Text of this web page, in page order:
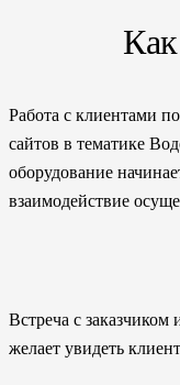
Работа с клиентами
сайтов в тематике
оборудование
взаимодействие
Встреча с заказчиком
желает увидеть клиент